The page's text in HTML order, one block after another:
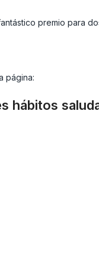
premio para
página:
hábitos